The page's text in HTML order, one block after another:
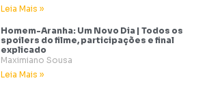
Leia Mais »
Homem-Aranha: Um Novo Dia | Todos os
spoilers do filme, participações e final
explicado
Maximiano Sousa
Leia Mais »